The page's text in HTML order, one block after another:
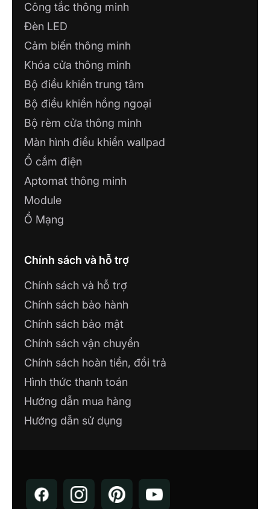
Công tắc thông minh
Đèn LED
Cảm biến thông minh
Khóa cửa thông minh
Bộ điều khiển trung tâm
Bộ điều khiển hồng ngoại
Bộ rèm cửa thông minh
Màn hình điều khiển wallpad
Ổ cắm điện
Aptomat thông minh
Module
Ổ Mạng
Chính sách và hỗ trợ
Chính sách và hỗ trợ
Chính sách bảo hành
Chính sách bảo mật
Chính sách vận chuyển
Chính sách hoàn tiền, đổi trả
Hình thức thanh toán
Hướng dẫn mua hàng
Hướng dẫn sử dụng